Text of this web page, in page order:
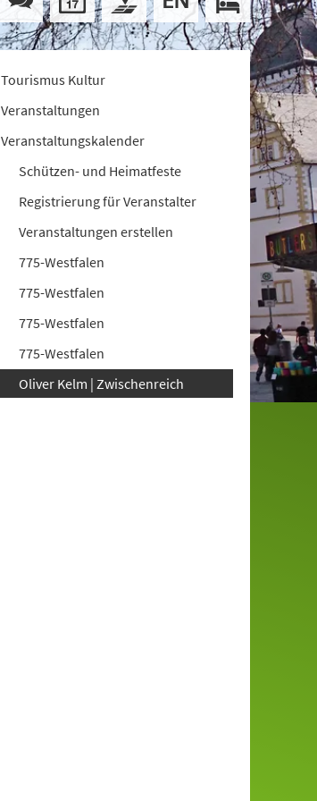
Tourismus Kultur
Veranstaltungen
Veranstaltungskalender
Schützen- und Heimatfeste
Registrierung für Veranstalter
Veranstaltungen erstellen
775-Westfalen
775-Westfalen
775-Westfalen
775-Westfalen
Oliver Kelm | Zwischenreich